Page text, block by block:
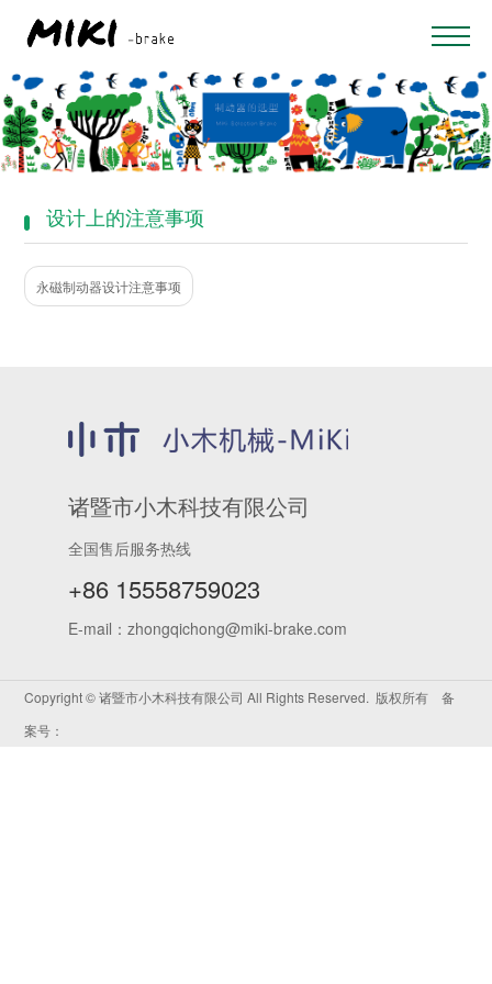
设计上的注意事项
永磁制动器设计注意事项
诸暨市小木科技有限公司
全国售后服务热线
+86 15558759023
E-mail：zhongqichong@miki-brake.com
Copyright © 诸暨市小木科技有限公司 All Rights Reserved. 版权所有 备
案号：